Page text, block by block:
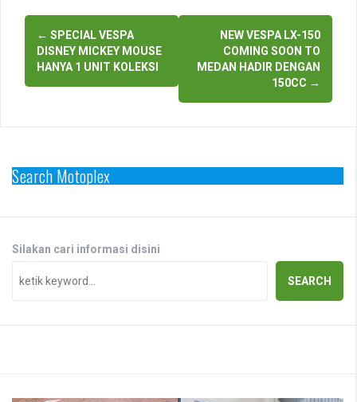
Post
navigation
← SPECIAL VESPA
DISNEY MICKEY MOUSE
HANYA 1 UNIT KOLEKSI
NEW VESPA LX-150
COMING SOON TO
MEDAN HADIR DENGAN
150CC →
Search Motoplex
Silakan cari informasi disini
SEARCH